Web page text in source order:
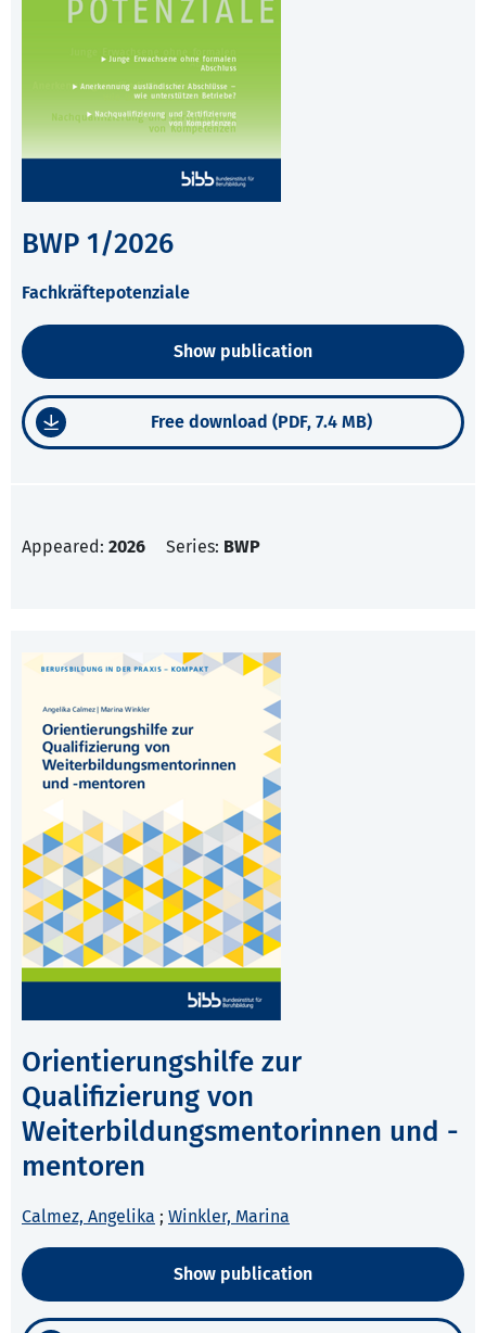
BWP 1/2026
Fachkräftepotenziale
Show publication
Free download (PDF, 7.4 MB)
Appeared: 2026 Series: BWP
Orientierungshilfe zur
Qualifizierung von
Weiterbildungsmentorinnen und -
mentoren
Calmez, Angelika ; Winkler, Marina
Show publication